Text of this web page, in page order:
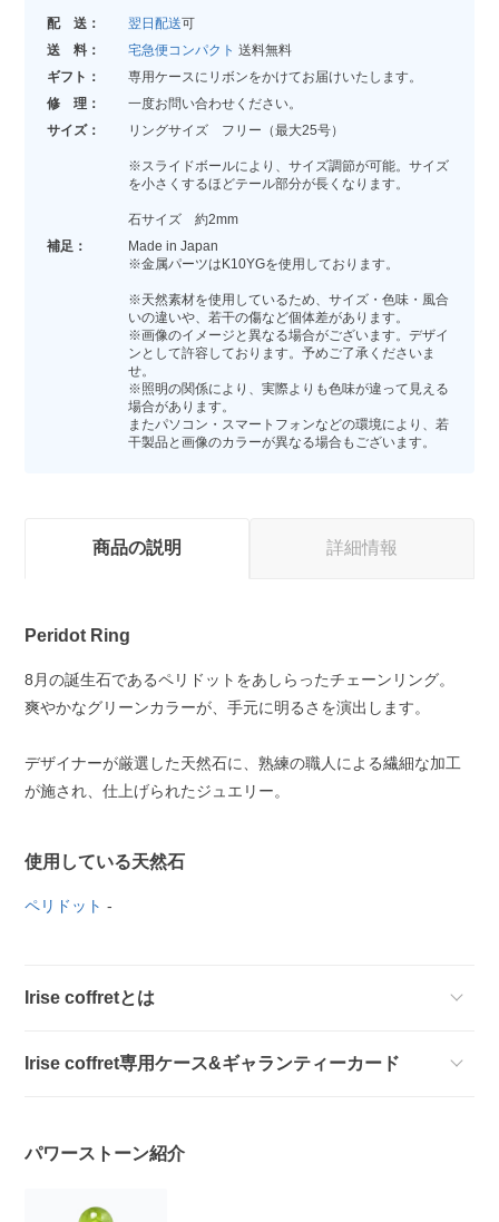
配 送： 翌日配送可
送 料：
宅急便コンパクト 送料無料
ギフト：
専用ケースにリボンをかけてお届けいたします。
修 理：
一度お問い合わせください。
サイズ：
リングサイズ フリー（最大25号）
※スライドボールにより、サイズ調節が可能。サイズ
を小さくするほどテール部分が長くなります。
石サイズ 約2mm
補足：
Made in Japan
※金属パーツはK10YGを使用しております。
※天然素材を使用しているため、サイズ・色味・風合
いの違いや、若干の傷など個体差があります。
※画像のイメージと異なる場合がございます。デザイ
ンとして許容しております。予めご了承くださいま
せ。
※照明の関係により、実際よりも色味が違って見える
場合があります。
またパソコン・スマートフォンなどの環境により、若
干製品と画像のカラーが異なる場合もございます。
商品の説明 詳細情報
Peridot Ring
8月の誕生石であるペリドットをあしらったチェーンリング。
爽やかなグリーンカラーが、手元に明るさを演出します。
デザイナーが厳選した天然石に、熟練の職人による繊細な加工
が施され、仕上げられたジュエリー。
使用している天然石
ペリドット -
Irise coffretとは
Irise coffret専用ケース&ギャランティーカード
パワーストーン紹介